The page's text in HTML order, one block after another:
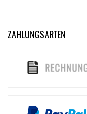
ZAHLUNGSARTEN